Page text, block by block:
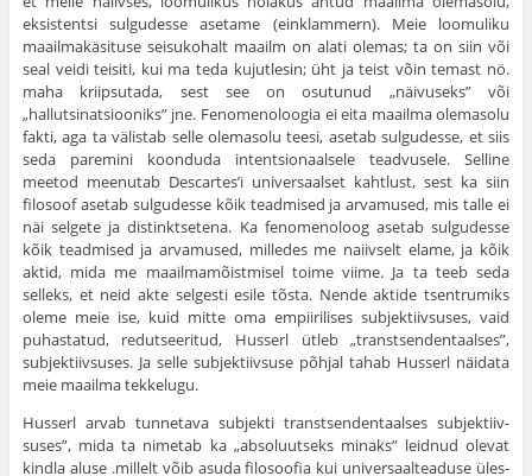
eksistentsi sulgudesse asetame (einklammern). Meie loomuliku
maailmakäsituse seisukohalt maailm on alati olemas; ta on siin või
seal veidi teisiti, kui ma teda kujutlesin; üht ja teist võin temast nö.
maha kriipsutada, sest see on osutunud „näivuseks” või
„hallutsinatsiooniks” jne. Fenomenoloogia ei eita maailma olemasolu
fakti, aga ta välistab selle olemasolu teesi, asetab sulgudesse, et siis
seda paremini koonduda intentsionaalsele teadvusele. Selline
meetod meenutab Descartes’i universaalset kahtlust, sest ka siin
filosoof ase­tab sulgudesse kõik teadmised ja arvamused, mis talle ei
näi selgete ja distinktsetena. Ka fenomenoloog asetab sulgudesse
kõik teadmised ja arvamused, milledes me naiivselt elame, ja kõik
aktid, mida me maailmamõistmisel toime viime. Ja ta teeb seda
selleks, et neid akte selgesti esile tõsta. Nende aktide tsentrumiks
oleme meie ise, kuid mitte oma empiirilises subjektiivsuses, vaid
puhastatud, redutseeritud, Hus­serl ütleb „transtsendentaalses”,
subjektiivsuses. Ja selle subjektiiv­suse põhjal tahab Husserl näidata
meie maailma tekkelugu.
Husserl arvab tunnetava subjekti transtsendentaalses subjektiiv­
suses”, mida ta nimetab ka „absoluutseks minaks” leidnud olevat
kindla aluse .millelt võib asuda filosoofia kui universaalteaduse üles­